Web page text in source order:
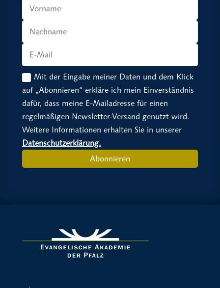
Mit der Eingabe meiner Daten und dem Klick
auf „Abonnieren“ erkläre ich mein Einverständnis
dafür, dass meine E-Mailadresse für einen
regelmäßigen Newsletter-Versand genutzt wird.
Weitere Informationen erhalten Sie in unserer
Datenschutzerklärung.
Abonnieren